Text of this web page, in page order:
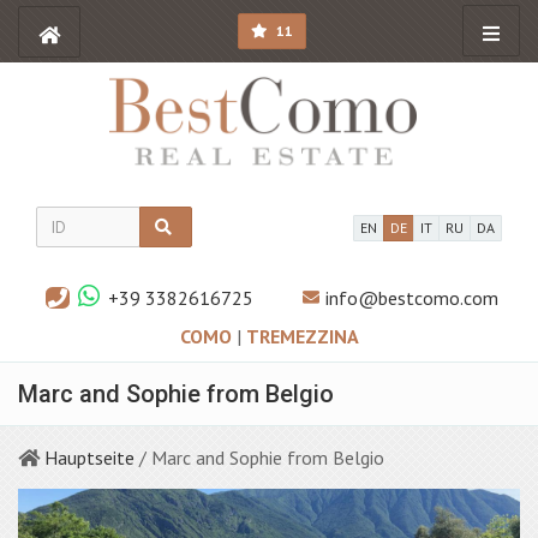
11
EN DE IT RU DA
+39 3382616725
info@bestcomo.com
COMO | TREMEZZINA
Marc and Sophie from Belgio
Hauptseite / Marc and Sophie from Belgio